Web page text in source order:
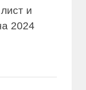
и
2024